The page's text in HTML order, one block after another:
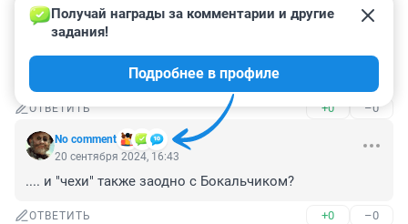
больными будут, а потом их адвокаты и т.д. и т.п. У
нас же такая же афера была с этим Мелконяном. А
потом всех на СВО отправят кашу в тылу варить и
через полгода вернуться с наградами и амнистией.
ОТВЕТИТЬ +0 –0
No comment
Получай награды за комментарии и другие
задания!
Подробнее в профиле
20 сентября 2024, 16:43
.... и "чехи" также заодно с Бокальчиком?
ОТВЕТИТЬ +0 –0